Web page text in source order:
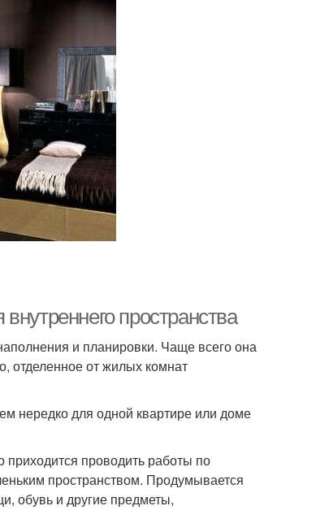
пространства
и планировки. Чаще всего она
отделенное от жилых комнат
нередко для одной квартире или доме
проводить работы по
пространством. Продумывается
обувь и другие предметы,